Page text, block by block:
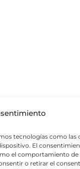
tecnologías como las
El
el comportamiento de
o retirar el